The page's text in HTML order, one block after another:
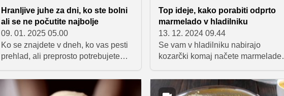
naše predloge, med katerimi se
skriva tudi nekaj odličnih sladic.
Hranljive juhe za dni, ko ste bolni
ali se ne počutite najbolje
09. 01. 2025 05.00
Ko se znajdete v dneh, ko vas pesti
prehlad, ali preprosto potrebujete
juhe prava izbira. S svojo nežno
teksturo in skrbno izbranimi
Top ideje, kako porabiti odprto
marmelado v hladilniku
13. 12. 2024 09.44
Se vam v hladilniku nabirajo
kozarčki komaj načete marmelade,
Poleg tega, da jo namažete na
palačinke, dodate jogurtu ali